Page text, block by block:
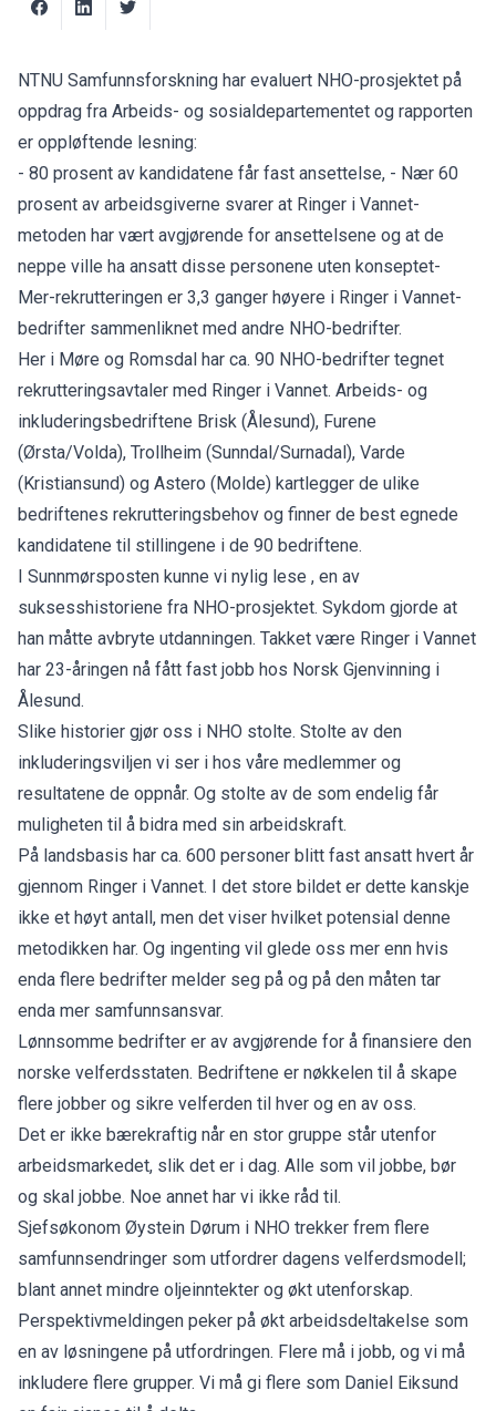
NTNU Samfunnsforskning har evaluert NHO-prosjektet på
oppdrag fra Arbeids- og sosialdepartementet og rapporten
er oppløftende lesning:
- 80 prosent av kandidatene får fast ansettelse, - Nær 60
prosent av arbeidsgiverne svarer at Ringer i Vannet-
metoden har vært avgjørende for ansettelsene og at de
neppe ville ha ansatt disse personene uten konseptet-
Mer-rekrutteringen er 3,3 ganger høyere i Ringer i Vannet-
bedrifter sammenliknet med andre NHO-bedrifter.
Her i Møre og Romsdal har ca. 90 NHO-bedrifter tegnet
rekrutteringsavtaler med Ringer i Vannet. Arbeids- og
inkluderingsbedriftene Brisk (Ålesund), Furene
(Ørsta/Volda), Trollheim (Sunndal/Surnadal), Varde
(Kristiansund) og Astero (Molde) kartlegger de ulike
bedriftenes rekrutteringsbehov og finner de best egnede
kandidatene til stillingene i de 90 bedriftene.
I Sunnmørsposten kunne vi nylig lese , en av
suksesshistoriene fra NHO-prosjektet. Sykdom gjorde at
han måtte avbryte utdanningen. Takket være Ringer i Vannet
har 23-åringen nå fått fast jobb hos Norsk Gjenvinning i
Ålesund.
Slike historier gjør oss i NHO stolte. Stolte av den
inkluderingsviljen vi ser i hos våre medlemmer og
resultatene de oppnår. Og stolte av de som endelig får
muligheten til å bidra med sin arbeidskraft.
På landsbasis har ca. 600 personer blitt fast ansatt hvert år
gjennom Ringer i Vannet. I det store bildet er dette kanskje
ikke et høyt antall, men det viser hvilket potensial denne
metodikken har. Og ingenting vil glede oss mer enn hvis
enda flere bedrifter melder seg på og på den måten tar
enda mer samfunnsansvar.
Lønnsomme bedrifter er av avgjørende for å finansiere den
norske velferdsstaten. Bedriftene er nøkkelen til å skape
flere jobber og sikre velferden til hver og en av oss.
Det er ikke bærekraftig når en stor gruppe står utenfor
arbeidsmarkedet, slik det er i dag. Alle som vil jobbe, bør
og skal jobbe. Noe annet har vi ikke råd til.
Sjefsøkonom Øystein Dørum i NHO trekker frem flere
samfunnsendringer som utfordrer dagens velferdsmodell;
blant annet mindre oljeinntekter og økt utenforskap.
Perspektivmeldingen peker på økt arbeidsdeltakelse som
en av løsningene på utfordringen. Flere må i jobb, og vi må
inkludere flere grupper. Vi må gi flere som Daniel Eiksund